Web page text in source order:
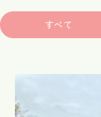
すべて